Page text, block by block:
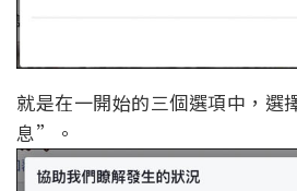
就是在一開始的三個選項中，
息”。